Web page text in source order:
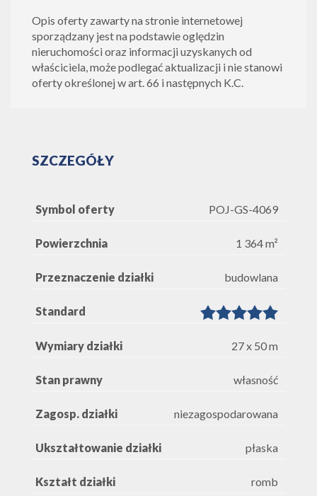
Opis oferty zawarty na stronie internetowej
sporządzany jest na podstawie oględzin
nieruchomości oraz informacji uzyskanych od
właściciela, może podlegać aktualizacji i nie stanowi
oferty określonej w art. 66 i następnych K.C.
SZCZEGÓŁY
Symbol oferty POJ-GS-4069
Powierzchnia 1 364 m²
Przeznaczenie działki budowlana
Standard
Wymiary działki 27 x 50 m
Stan prawny własność
Zagosp. działki niezagospodarowana
Ukształtowanie działki płaska
Kształt działki romb